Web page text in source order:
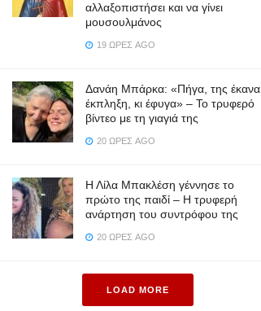
αλλαξοπιστήσει και να γίνει
μουσουλμάνος
19 ΏΡΕΣ AGO
Δανάη Μπάρκα: «Πήγα, της έκανα
έκπληξη, κι έφυγα» – Το τρυφερό
βίντεο με τη γιαγιά της
20 ΏΡΕΣ AGO
Η Λίλα Μπακλέση γέννησε το
πρώτο της παιδί – Η τρυφερή
ανάρτηση του συντρόφου της
20 ΏΡΕΣ AGO
LOAD MORE